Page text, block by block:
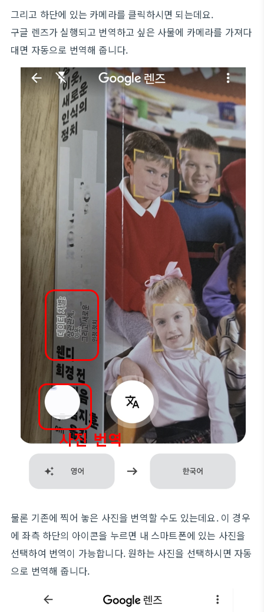
그리고 하단에 있는 카메라를 클릭하시면 되는데요.
구글 렌즈가 실행되고 번역하고 싶은 사물에 카메라를 가져다
대면 자동으로 번역해 줍니다.
물론 기존에 찍어 놓은 사진을 번역할 수도 있는데요. 이 경우
에 좌측 하단의 아이콘을 누르면 내 스마트폰에 있는 사진을
선택하여 번역이 가능합니다. 원하는 사진을 선택하시면 자동
으로 번역해 줍니다.